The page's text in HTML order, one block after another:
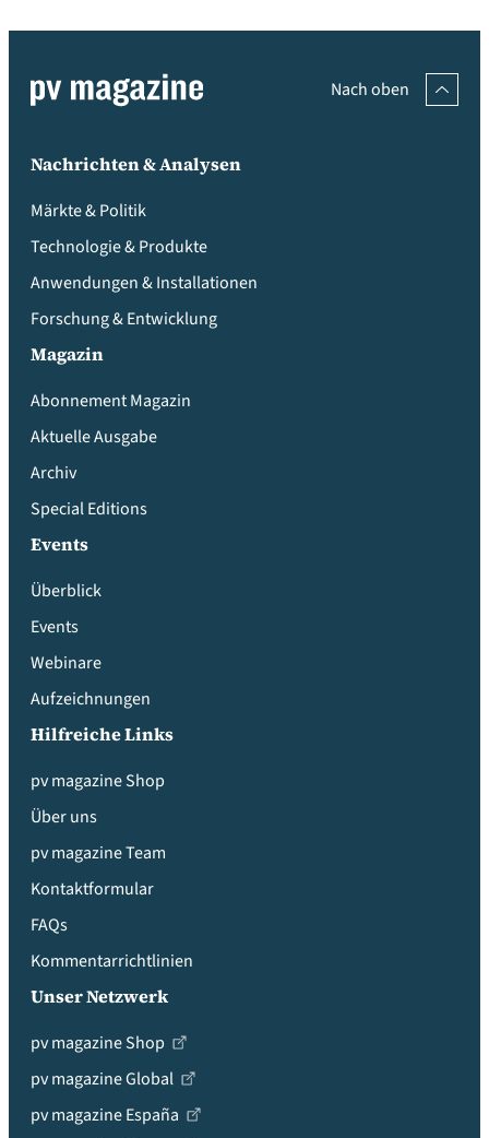
Nach oben
Nachrichten & Analysen
Märkte & Politik
Technologie & Produkte
Anwendungen & Installationen
Forschung & Entwicklung
Magazin
Abonnement Magazin
Aktuelle Ausgabe
Archiv
Special Editions
Events
Überblick
Events
Webinare
Aufzeichnungen
Hilfreiche Links
pv magazine Shop
Über uns
pv magazine Team
Kontaktformular
FAQs
Kommentarrichtlinien
Unser Netzwerk
pv magazine Shop
pv magazine Global
pv magazine España